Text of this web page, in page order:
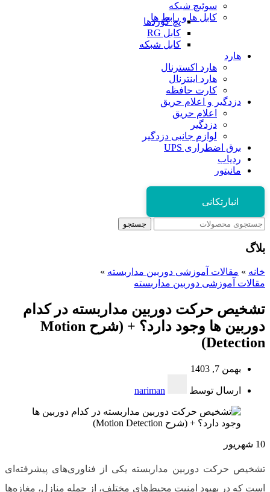
سوئیچ شبکه
کابل ها و رابط ها
پچ کوردها
کابل RG
کابل شبکه
هارد
هارد اکسترنال
هارد اینترنال
کارت حافظه
دزدگیر و اعلام حریق
اعلام حریق
دزدگیر
لوازم جانبی دزدگیر
برق اضطراری UPS
ردیاب
مانیتور
انبارتکانی
جستجو
بلاگ
خانه » مقالات آموزشی دوربین مداربسته »
مقالات آموزشی دوربین مداربسته
تشخیص حرکت دوربین مداربسته در کدام
دوربین ها وجود دارد؟ + (شرح Motion
Detection)
بهمن 7, 1403
ارسال توسط nariman
10 شهریور
تشخیص حرکت دوربین مداربسته یکی از فناوری‌های پیشرفته‌ای
است که در بهبود امنیت محیط‌های مختلف، از جمله منازل، مغازه‌ها